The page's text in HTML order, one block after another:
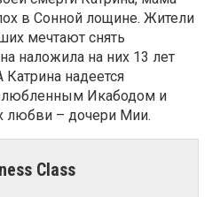
в Сонной лощине. Жители
мечтают снять
наложила на них 13 лет
надеется
Икабодом и
любви – дочери Мии.